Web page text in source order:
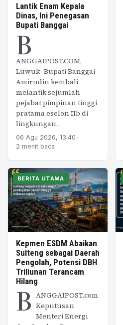
Lantik Enam Kepala
Dinas, Ini Penegasan
Bupati Banggai
B
ANGGAIPOST.COM,
Luwuk- Bupati Banggai
Amirudin kembali
melantik sejumlah
pejabat pimpinan tinggi
pratama eselon IIb di
lingkungan...
06 Agu 2026, 13:40 •
2 menit baca
BERITA UTAMA
Kepmen ESDM Abaikan
Sulteng sebagai Daerah
Pengolah, Potensi DBH
Triliunan Terancam
Hilang
B ANGGAIPOST.com
Keputusan
Menteri Energi